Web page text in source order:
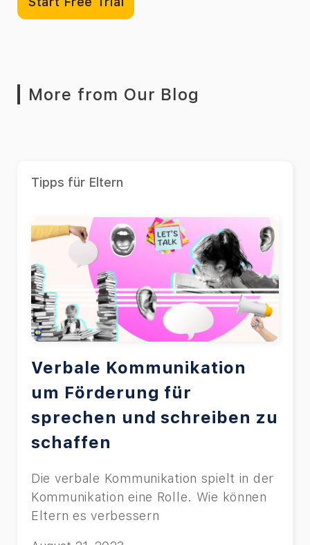
More from Our Blog
Tipps für Eltern
Verbale Kommunikation
um Förderung für
sprechen und schreiben zu
schaffen
Die verbale Kommunikation spielt in der
Kommunikation eine Rolle. Wie können
Eltern es verbessern